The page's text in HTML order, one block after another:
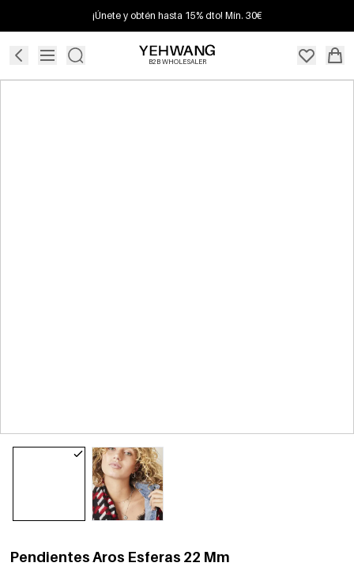
¡Únete y obtén hasta 15% dto! Mín. 30€
B2B WHOLESALER
Pendientes Aros Esferas 22 Mm